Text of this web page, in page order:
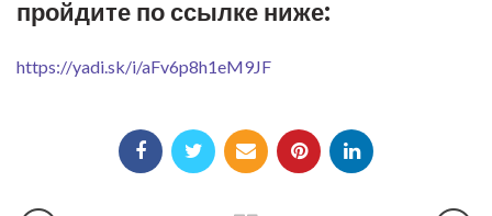
пройдите по ссылке ниже:
https://yadi.sk/i/aFv6p8h1eM9JF